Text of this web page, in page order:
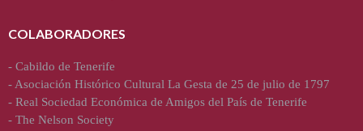
COLABORADORES
- Cabildo de Tenerife
- Asociación Histórico Cultural La Gesta de 25 de julio de 1797
- Real Sociedad Económica de Amigos del País de Tenerife
- The Nelson Society